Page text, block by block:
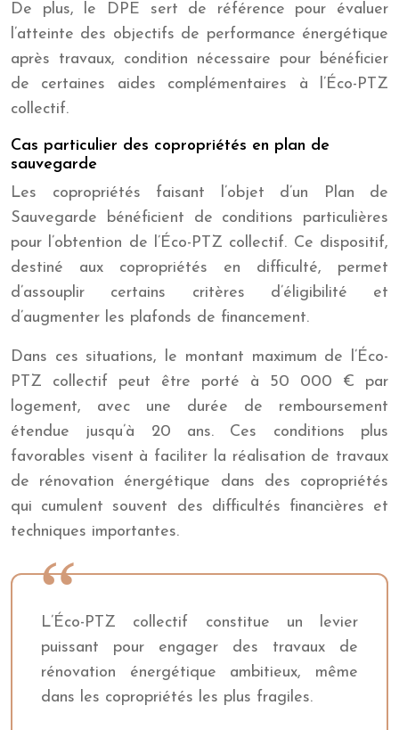
De plus, le DPE sert de référence pour évaluer
l’atteinte des objectifs de performance énergétique
après travaux, condition nécessaire pour bénéficier
de certaines aides complémentaires à l’Éco-PTZ
collectif.
Cas particulier des copropriétés en plan de
sauvegarde
Les copropriétés faisant l’objet d’un Plan de
Sauvegarde bénéficient de conditions particulières
pour l’obtention de l’Éco-PTZ collectif. Ce dispositif,
destiné aux copropriétés en difficulté, permet
d’assouplir certains critères d’éligibilité et
d’augmenter les plafonds de financement.
Dans ces situations, le montant maximum de l’Éco-
PTZ collectif peut être porté à 50 000 € par
logement, avec une durée de remboursement
étendue jusqu’à 20 ans. Ces conditions plus
favorables visent à faciliter la réalisation de travaux
de rénovation énergétique dans des copropriétés
qui cumulent souvent des difficultés financières et
techniques importantes.
L’Éco-PTZ collectif constitue un levier
puissant pour engager des travaux de
rénovation énergétique ambitieux, même
dans les copropriétés les plus fragiles.